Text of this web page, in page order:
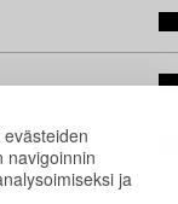
navigoinnin
ja